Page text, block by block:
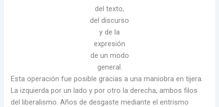
del texto,
del discurso
y de la
expresión
de un modo
general.
Esta operación fue posible gracias a una maniobra en tijera.
La izquierda por un lado y por otro la derecha, ambos filos
del liberalismo. Años de desgaste mediante el entrismo